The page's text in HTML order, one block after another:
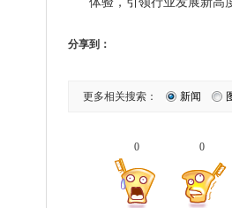
分享到：
更多相关搜索： 新闻
0 0